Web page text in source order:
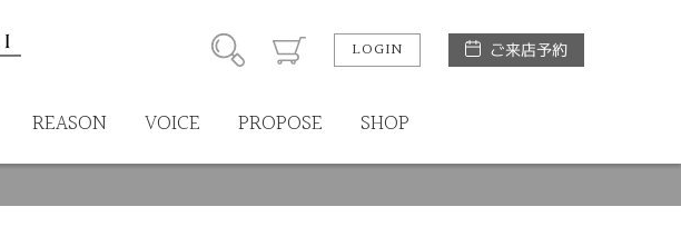
LOGIN ご来店予約
REASON VOICE PROPOSE SHOP